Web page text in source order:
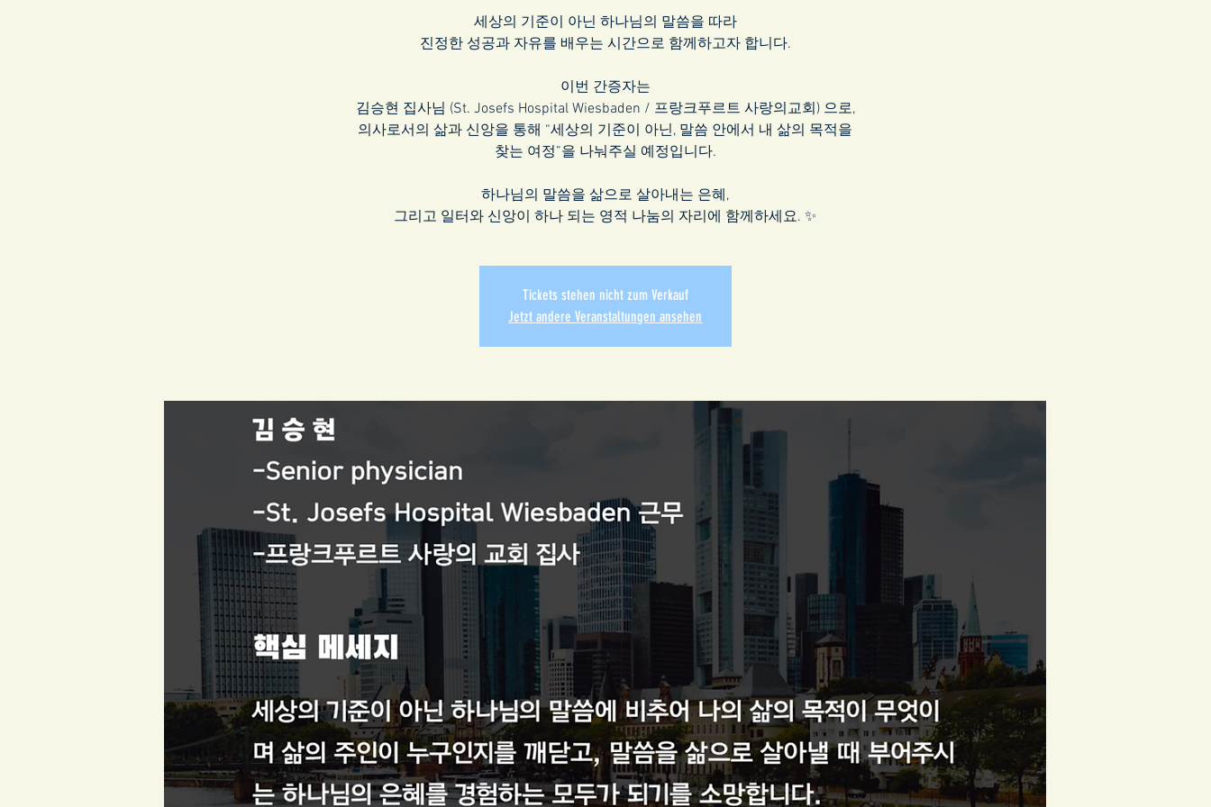
세상의 기준이 아닌 하나님의 말씀을 따라
진정한 성공과 자유를 배우는 시간으로 함께하고자 합니다.
이번 간증자는
김승현 집사님 (St. Josefs Hospital Wiesbaden / 프랑크푸르트 사랑의교회) 으로,
의사로서의 삶과 신앙을 통해 “세상의 기준이 아닌, 말씀 안에서 내 삶의 목적을
찾는 여정”을 나눠주실 예정입니다.
하나님의 말씀을 삶으로 살아내는 은혜,
그리고 일터와 신앙이 하나 되는 영적 나눔의 자리에 함께하세요. ✨
Tickets stehen nicht zum Verkauf
Jetzt andere Veranstaltungen ansehen